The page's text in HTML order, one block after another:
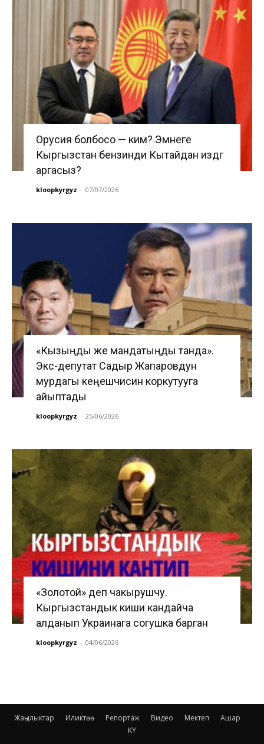
Орусия болбосо — ким? Эмнеге
Кыргызстан бензинди Кытайдан издөөгө
аргасыз?
kloopkyrgyz - 07/07/2026
«Кызыңды же мандатыңды танда».
Экс-депутат Садыр Жапаровдун
мурдагы кеңешчисин коркутууга
айыптады
kloopkyrgyz - 25/06/2026
«Золотой» деп чакырушчу.
Кыргызстандык киши кандайча
алданып Украинага согушка барган
kloopkyrgyz - 04/06/2026
Жаңылыктар Иликтөө Репортаж Видео Мектеп
Ашар
KY